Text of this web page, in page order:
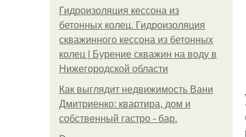
Гидроизоляция кессона из
бетонных колец. Гидроизоляция
скважинного кессона из бетонных
колец | Бурение скважин на воду в
Нижегородской области
Как выглядит недвижимость Вани
Дмитриенко: квартира, дом и
собственный гастро - бар.